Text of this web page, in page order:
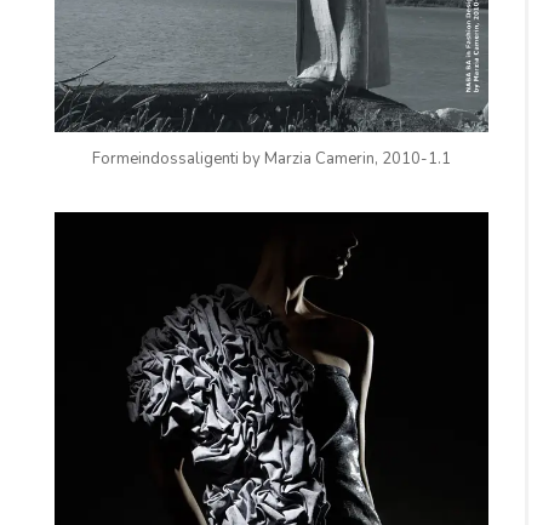
Formeindossaligenti by Marzia Camerin, 2010-1.1